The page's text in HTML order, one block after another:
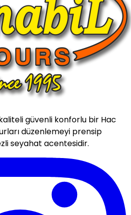
güvenli konforlu bir Hac
düzenlemeyi prensip
seyahat acentesidir.